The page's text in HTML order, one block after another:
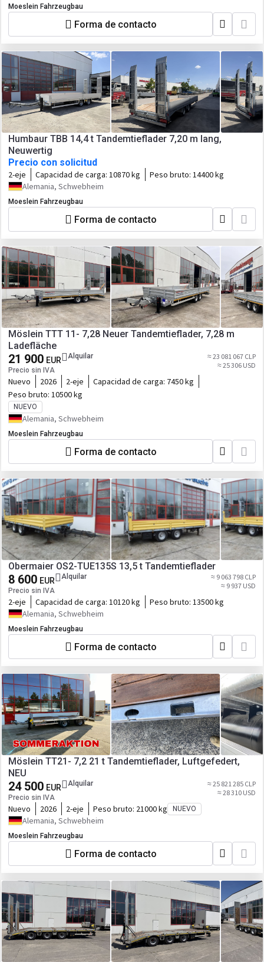
Moeslein Fahrzeugbau
Forma de contacto
Humbaur TBB 14,4 t Tandemtieflader 7,20 m lang,
Neuwertig
Precio con solicitud
2-eje Capacidad de carga: 10870 kg Peso bruto: 14400 kg
Alemania, Schwebheim
Moeslein Fahrzeugbau
Forma de contacto
Möslein TTT 11- 7,28 Neuer Tandemtieflader, 7,28 m
Ladefläche
21 900 EUR
Precio sin IVA
Alquilar
≈ 23 081 067 CLP
≈ 25 306 USD
Nuevo 2026 2-eje Capacidad de carga: 7450 kg
Peso bruto: 10500 kg
NUEVO
Alemania, Schwebheim
Moeslein Fahrzeugbau
Forma de contacto
Obermaier OS2-TUE135S 13,5 t Tandemtieflader
8 600 EUR
Precio sin IVA
Alquilar
≈ 9 063 798 CLP
≈ 9 937 USD
2-eje Capacidad de carga: 10120 kg Peso bruto: 13500 kg
Alemania, Schwebheim
Moeslein Fahrzeugbau
Forma de contacto
Möslein TT21- 7,2 21 t Tandemtieflader, Luftgefedert,
NEU
24 500 EUR
Precio sin IVA
Alquilar
≈ 25 821 285 CLP
≈ 28 310 USD
Nuevo 2026 2-eje Peso bruto: 21000 kg NUEVO
Alemania, Schwebheim
Moeslein Fahrzeugbau
Forma de contacto